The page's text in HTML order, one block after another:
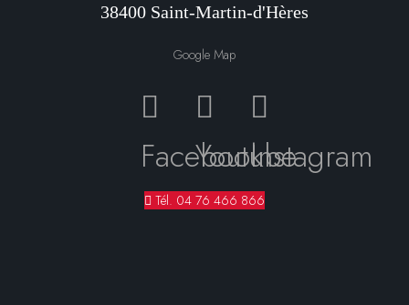
38400 Saint-Martin-d'Hères
Google Map
Facebook
YoutubeInstagram
Tél. 04 76 466 866